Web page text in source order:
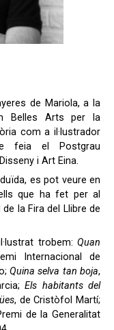
de Mariola, a la
Belles Arts per la
com a il·lustrador
feia el Postgrau
i Art Eina.
es pot veure en
que ha fet per al
la Fira del Llibre de
trobem: Quan
Internacional de
Quina selva tan boja,
Els habitants del
, de Cristòfol Martí;
de la Generalitat